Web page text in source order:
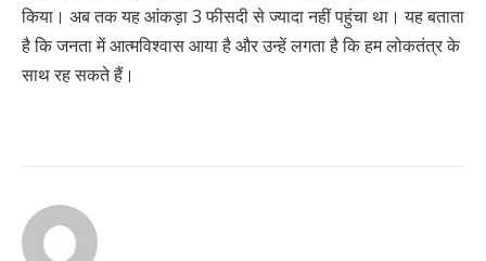
किया। अब तक यह आंकड़ा 3 फीसदी से ज्यादा नहीं पहुंचा था। यह बताता
है कि जनता में आत्मविश्वास आया है और उन्हें लगता है कि हम लोकतंत्र के
साथ रह सकते हैं।